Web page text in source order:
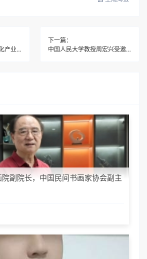
热烈庆祝八雅文化网文化产业交流中心，落户深圳南山区
下一篇：
中国人民大学教授周宏兴受邀走进山东省单县启智学校讲学
副院长，中国民间书画家协会副主